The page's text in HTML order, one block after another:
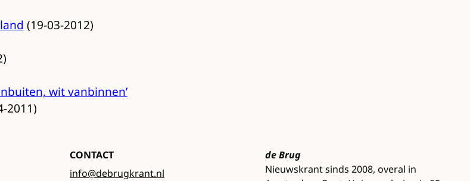
(19-03-2012)
wit vanbinnen’
2011)
CONTACT
info@debrugkrant.nl
de Brug
Nieuwskrant sinds 2008, overal in